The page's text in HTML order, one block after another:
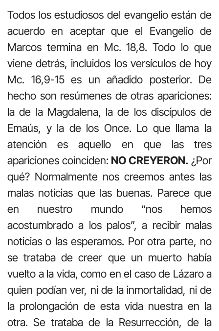
Todos los estudiosos del evangelio están de
acuerdo en aceptar que el Evangelio de
Marcos termina en Mc. 18,8. Todo lo que
viene detrás, incluidos los versículos de hoy
Mc. 16,9-15 es un añadido posterior. De
hecho son resúmenes de otras apariciones:
la de la Magdalena, la de los discípulos de
Emaús, y la de los Once. Lo que llama la
atención es aquello en que las tres
apariciones coinciden: NO CREYERON. ¿Por
qué? Normalmente nos creemos antes las
malas noticias que las buenas. Parece que
en nuestro mundo “nos hemos
acostumbrado a los palos”, a recibir malas
noticias o las esperamos. Por otra parte, no
se trataba de creer que un muerto había
vuelto a la vida, como en el caso de Lázaro a
quien podían ver, ni de la inmortalidad, ni de
la prolongación de esta vida nuestra en la
otra. Se trataba de la Resurrección, de la